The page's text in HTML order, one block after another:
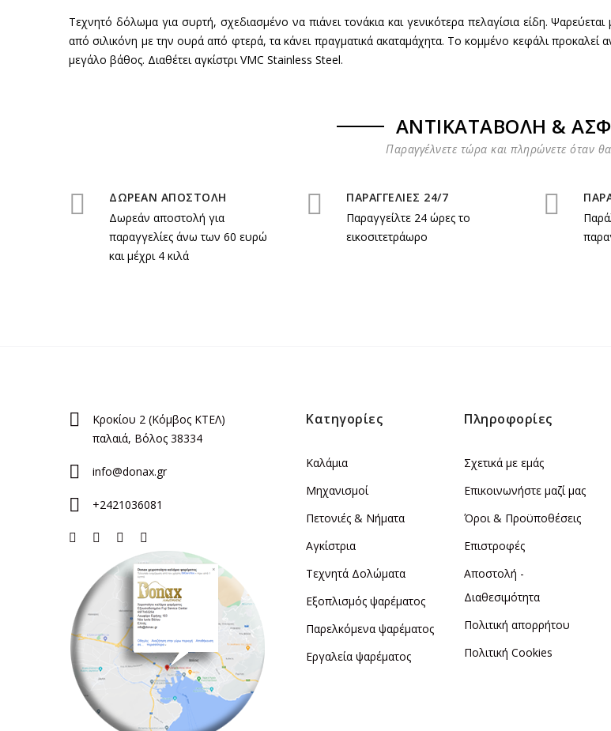
Τεχνητό δόλωμα για συρτή, σχεδιασμένο να πιάνει τονάκια και γενικότερα πελαγίσια είδη.
από σιλικόνη με την ουρά από φτερά, τα κάνει πραγματικά ακαταμάχητα. Το κομμένο κεφάλι προκαλεί
μεγάλο βάθος. Διαθέτει αγκίστρι VMC Stainless Steel.
ΑΝΤΙΚΑΤΑΒΟΛΗ &
Παραγγέλνετε τώρα και πληρώνετε όταν
ΔΩΡΕΑΝ ΑΠΟΣΤΟΛΗ
Δωρεάν αποστολή για
παραγγελίες άνω των 60 ευρώ
και μέχρι 4 κιλά
ΠΑΡΑΓΓΕΛΙΕΣ 24/7
Παραγγείλτε 24 ώρες το
εικοσιτετράωρο
Κροκίου 2 (Κόμβος ΚΤΕΛ)
παλαιά, Βόλος 38334
info@donax.gr
+2421036081
Κατηγορίες
Καλάμια
Μηχανισμοί
Πετονιές & Νήματα
Αγκίστρια
Τεχνητά Δολώματα
Εξοπλισμός ψαρέματος
Παρελκόμενα ψαρέματος
Εργαλεία ψαρέματος
Πληροφορίες
Σχετικά με εμάς
Επικοινωνήστε μαζί μας
Όροι & Προϋποθέσεις
Επιστροφές
Αποστολή -
Διαθεσιμότητα
Πολιτική απορρήτου
Πολιτική Cookies